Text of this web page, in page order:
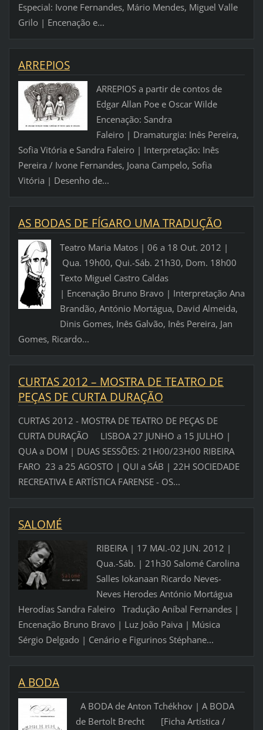
Especial: Ivone Fernandes, Mário Mendes, Miguel Valle
Grilo | Encenação e...
ARREPIOS
ARREPIOS a partir de contos de
Edgar Allan Poe e Oscar Wilde
Encenação: Sandra
Faleiro | Dramaturgia: Inês Pereira,
Sofia Vitória e Sandra Faleiro | Interpretação: Inês
Pereira / Ivone Fernandes, Joana Campelo, Sofia
Vitória | Desenho de...
AS BODAS DE FÍGARO UMA TRADUÇÃO
Teatro Maria Matos | 06 a 18 Out. 2012 |
Qua. 19h00, Qui.-Sáb. 21h30, Dom. 18h00
Texto Miguel Castro Caldas
| Encenação Bruno Bravo | Interpretação Ana
Brandão, António Mortágua, David Almeida,
Dinis Gomes, Inês Galvão, Inês Pereira, Jan
Gomes, Ricardo...
CURTAS 2012 – MOSTRA DE TEATRO DE
PEÇAS DE CURTA DURAÇÃO
CURTAS 2012 - MOSTRA DE TEATRO DE PEÇAS DE
CURTA DURAÇÃO LISBOA 27 JUNHO a 15 JULHO |
QUA a DOM | DUAS SESSÕES: 21H00/23H00 RIBEIRA
FARO 23 a 25 AGOSTO | QUI a SÁB | 22H SOCIEDADE
RECREATIVA E ARTÍSTICA FARENSE - OS...
SALOMÉ
RIBEIRA | 17 MAI.-02 JUN. 2012 |
Qua.-Sáb. | 21h30 Salomé Carolina
Salles Iokanaan Ricardo Neves-
Neves Herodes António Mortágua
Herodías Sandra Faleiro Tradução Aníbal Fernandes |
Encenação Bruno Bravo | Luz João Paiva | Música
Sérgio Delgado | Cenário e Figurinos Stéphane...
A BODA
A BODA de Anton Tchékhov | A BODA
de Bertolt Brecht [Ficha Artística /